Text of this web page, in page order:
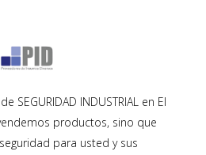
SEGURIDAD INDUSTRIAL en El
productos, sino que
para usted y sus